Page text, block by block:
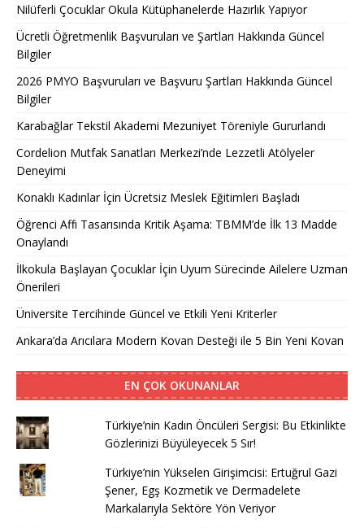
Nilüferli Çocuklar Okula Kütüphanelerde Hazırlık Yapıyor
Ücretli Öğretmenlik Başvuruları ve Şartları Hakkında Güncel
Bilgiler
2026 PMYO Başvuruları ve Başvuru Şartları Hakkında Güncel
Bilgiler
Karabağlar Tekstil Akademi Mezuniyet Töreniyle Gururlandı
Cordelion Mutfak Sanatları Merkezi’nde Lezzetli Atölyeler
Deneyimi
Konaklı Kadınlar İçin Ücretsiz Meslek Eğitimleri Başladı
Öğrenci Affı Tasarısında Kritik Aşama: TBMM’de İlk 13 Madde
Onaylandı
İlkokula Başlayan Çocuklar İçin Uyum Sürecinde Ailelere Uzman
Önerileri
Üniversite Tercihinde Güncel ve Etkili Yeni Kriterler
Ankara’da Arıcılara Modern Kovan Desteği ile 5 Bin Yeni Kovan
EN ÇOK OKUNANLAR
Türkiye’nin Kadın Öncüleri Sergisi: Bu Etkinlikte
Gözlerinizi Büyüleyecek 5 Sır!
Türkiye’nin Yükselen Girişimcisi: Ertuğrul Gazi
Şener, Egş Kozmetik ve Dermadelete
Markalarıyla Sektöre Yön Veriyor